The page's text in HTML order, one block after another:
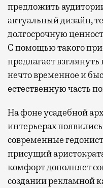
предложить
актуальный дизайн,
долгосрочную
С помощью такого
предлагает
нечто временное и
естественную часть
На фоне усадебной
интерьерах
современные
присущий
комфорт дополняет
создании рекламной